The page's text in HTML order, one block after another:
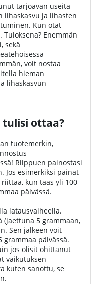
tarjoavan useita
lihaskasvu ja lihasten
Kun otat
Enemmän
sekä
voit nostaa
hieman
lihaskasvun
ottaa?
tuotemerkin,
Riippuen painostasi
Jos esimerkiksi painat
kun taas yli 100
päivässä.
latausvaiheella.
(jaettuna 5 grammaan,
Sen jälkeen voit
päivässä.
jos olisit ohittanut
vaikutuksen
kuten sanottu, se